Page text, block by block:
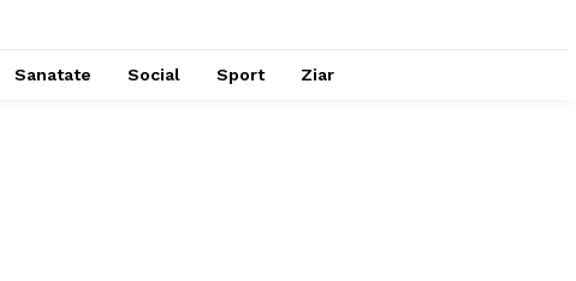
Sanatate Social Sport Ziar